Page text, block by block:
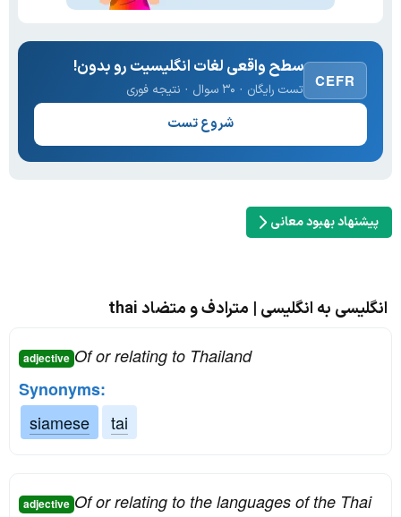
CEFR
سطح واقعی لغات انگلیسیت رو بدون!
تست رایگان · ۳۰ سوال · نتیجه فوری
شروع تست
پیشنهاد بهبود معانی
انگلیسی به انگلیسی | مترادف و متضاد thai
adjective Of or relating to Thailand
Synonyms:
siamese
tai
adjective Of or relating to the languages of the Thai